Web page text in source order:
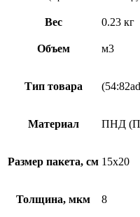
Вес 0.23 кг
Объем м3
Тип товара
Материал ПНД
Размер пакета, см 15х20
Толщина, мкм 8